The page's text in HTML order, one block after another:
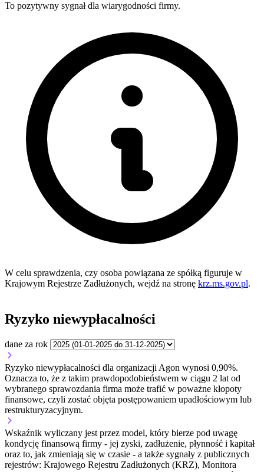
To pozytywny sygnał dla wiarygodności firmy.
W celu sprawdzenia, czy osoba powiązana ze spółką figuruje w
Krajowym Rejestrze Zadłużonych, wejdź na stronę krz.ms.gov.pl.
Ryzyko niewypłacalności
dane za rok
Ryzyko niewypłacalności dla organizacji Agon wynosi 0,90%.
Oznacza to, że z takim prawdopodobieństwem w ciągu 2 lat od
wybranego sprawozdania firma może trafić w poważne kłopoty
finansowe, czyli zostać objęta postępowaniem upadłościowym lub
restrukturyzacyjnym.
Wskaźnik wyliczany jest przez model, który bierze pod uwagę
kondycję finansową firmy - jej zyski, zadłużenie, płynność i kapitał
oraz to, jak zmieniają się w czasie - a także sygnały z publicznych
rejestrów: Krajowego Rejestru Zadłużonych (KRZ), Monitora